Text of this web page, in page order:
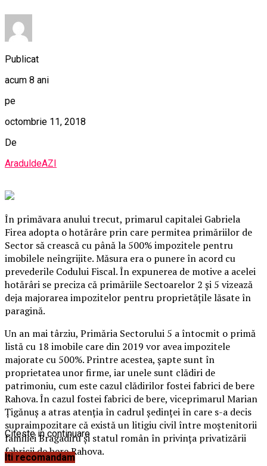
Publicat
acum 8 ani
pe
octombrie 11, 2018
De
AraduldeAZI
În primăvara anului trecut, primarul capitalei Gabriela
Firea adopta o hotărâre prin care permitea primăriilor de
Sector să crească cu până la 500% impozitele pentru
imobilele neîngrijite. Măsura era o punere în acord cu
prevederile Codului Fiscal. În expunerea de motive a acelei
hotărâri se preciza că primăriile Sectoarelor 2 şi 5 vizează
deja majorarea impozitelor pentru proprietăţile lăsate în
paragină.
Un an mai târziu, Primăria Sectorului 5 a întocmit o primă
listă cu 18 imobile care din 2019 vor avea impozitele
majorate cu 500%.Printre acestea, şapte sunt în
proprietatea unor firme, iar unele sunt clădiri de
patrimoniu, cum este cazul clădirilor fostei fabrici de bere
Rahova. În cazul fostei fabrici de bere, viceprimarul Marian
Ţigănuş a atras atenţia în cadrul şedinţei în care s-a decis
supraimpozitare că există un litigiu civil între moştenitorii
familiei Bragadiru şi statul român în privinţa privatizării
fabricii de bere Rahova.
Citeste in continuare
Iti recomandam